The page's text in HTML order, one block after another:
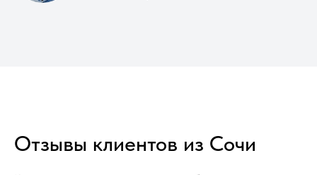
Отзывы клиентов из Сочи